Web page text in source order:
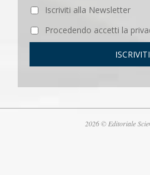
Iscriviti alla Newsletter
Procedendo accetti la
2026 © Editoriale